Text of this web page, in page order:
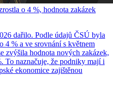
o 4 %, hodnota zakázek
dařilo. Podle údajů ČSÚ byla
4 % a ve srovnání s květnem
zvýšila hodnota nových zakázek,
To naznačuje, že podniky mají i
ekonomice zajištěnou